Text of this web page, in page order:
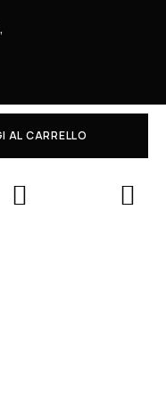
AL CARRELLO